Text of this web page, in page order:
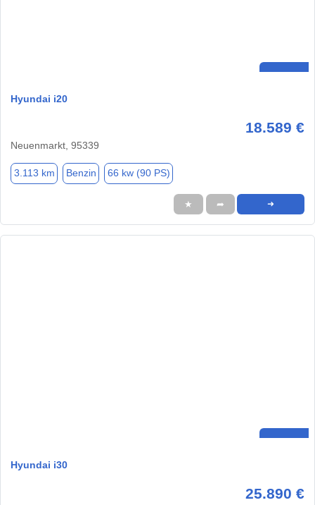
Hyundai i20
18.589 €
Neuenmarkt, 95339
3.113 km Benzin 66 kw (90 PS)
★ ➦ ➜
Hyundai i30
25.890 €